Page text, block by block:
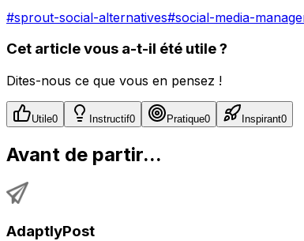
#sprout-social-alternatives#social-media-
Cet article vous a-t-il été utile ?
Dites-nous ce que vous en pensez !
Utile0 Instructif0 Pratique0 Inspirant0
Avant de partir...
AdaptlyPost